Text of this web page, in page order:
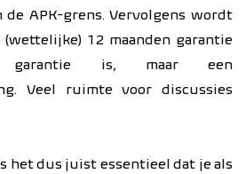
de APK-grens. Vervolgens wordt
12 maanden garantie
garantie is, maar een
Veel ruimte voor discussies
het dus juist essentieel dat je als